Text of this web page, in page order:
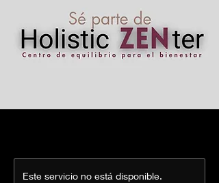
Este servicio no está disponible.